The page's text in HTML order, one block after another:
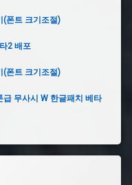
(폰트 크기조절)
2 배포
(폰트 크기조절)
급 무사시 W 한글패치 베타